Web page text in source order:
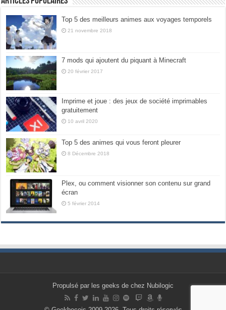
Top 5 des meilleurs animes aux voyages temporels
21 novembre 2018
7 mods qui ajoutent du piquant à Minecraft
20 février 2017
Imprime et joue : des jeux de société imprimables
gratuitement
10 avril 2020
Top 5 des animes qui vous feront pleurer
8 Décembre 2018
Plex, ou comment visionner son contenu sur grand
écran
5 février 2014
Propulsé par les geeks de chez Nubilogic